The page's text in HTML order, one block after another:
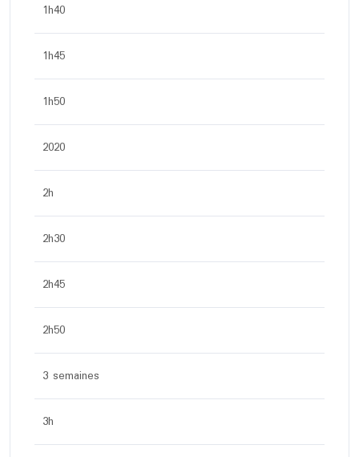
1h40
1h45
1h50
2020
2h
2h30
2h45
2h50
3 semaines
3h